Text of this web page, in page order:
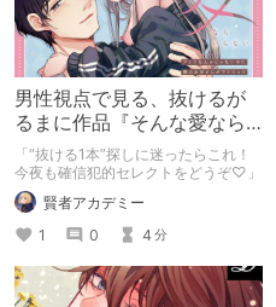
男性視点で見る、抜けるが
るまに作品『そんな愛なら
いらない2』をレビュー
「“抜ける1本”探しに迷ったらこれ！
今夜も確信犯的セレクトをどうぞ♡」
賢者アカデミー
1
0 4 分